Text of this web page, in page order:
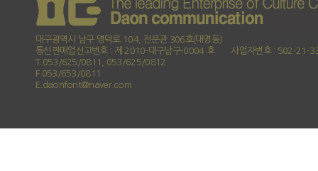
대구광역시 남구 명덕로 104, 전문관 306호(대명동)
통신판매업신고번호 : 제 2010-대구남구-0004 호
사업자번호 : 502-21-
T.053/625/0811, 053/625/0812
F.053/653/0811
E.daonfont@naver.com